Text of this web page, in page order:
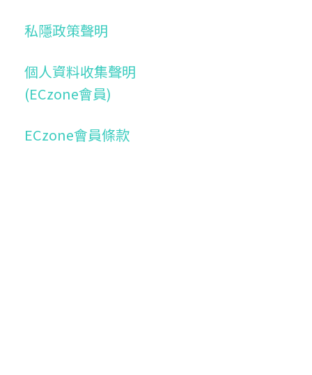
私隱政策聲明
個人資料收集聲明
(ECzone會員)
ECzone會員條款